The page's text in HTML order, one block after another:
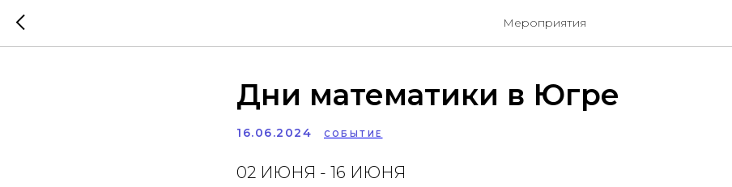
Мероприятия
Дни математики в Югре
16.06.2024 СОБЫТИЕ
02 ИЮНЯ - 16 ИЮНЯ